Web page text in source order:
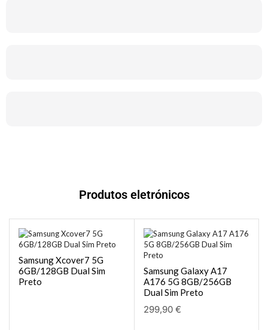
Produtos eletrónicos
Samsung Xcover7 5G
6GB/128GB Dual Sim
Preto
Samsung Galaxy A17
A176 5G 8GB/256GB
Dual Sim Preto
299,90 €